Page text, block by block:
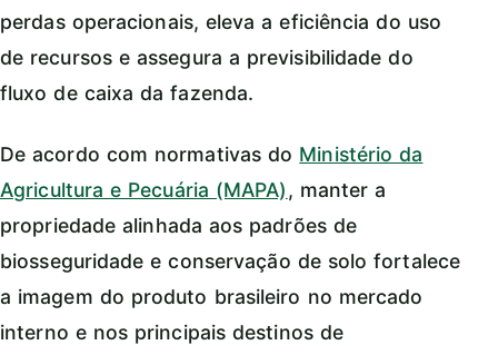
perdas operacionais, eleva a eficiência do uso
de recursos e assegura a previsibilidade do
fluxo de caixa da fazenda.
De acordo com normativas do Ministério da
Agricultura e Pecuária (MAPA), manter a
propriedade alinhada aos padrões de
biosseguridade e conservação de solo fortalece
a imagem do produto brasileiro no mercado
interno e nos principais destinos de